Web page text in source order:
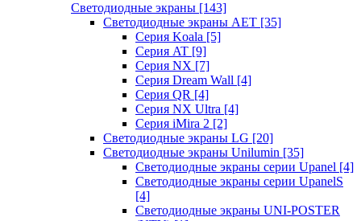
Светодиодные экраны [143]
Светодиодные экраны AET [35]
Cерия Koala [5]
Серия AT [9]
Серия NX [7]
Серия Dream Wall [4]
Серия QR [4]
Серия NX Ultra [4]
Серия iMira 2 [2]
Светодиодные экраны LG [20]
Светодиодные экраны Unilumin [35]
Светодиодные экраны серии Upanel [4]
Светодиодные экраны серии UpanelS
[4]
Светодиодные экраны UNI-POSTER